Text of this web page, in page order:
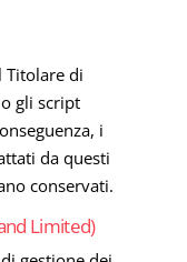
Titolare di
gli script
i
da questi
conservati.
Limited)